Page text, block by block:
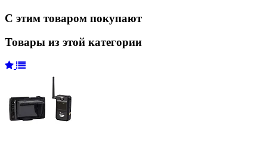
С этим товаром покупают
Товары из этой категории